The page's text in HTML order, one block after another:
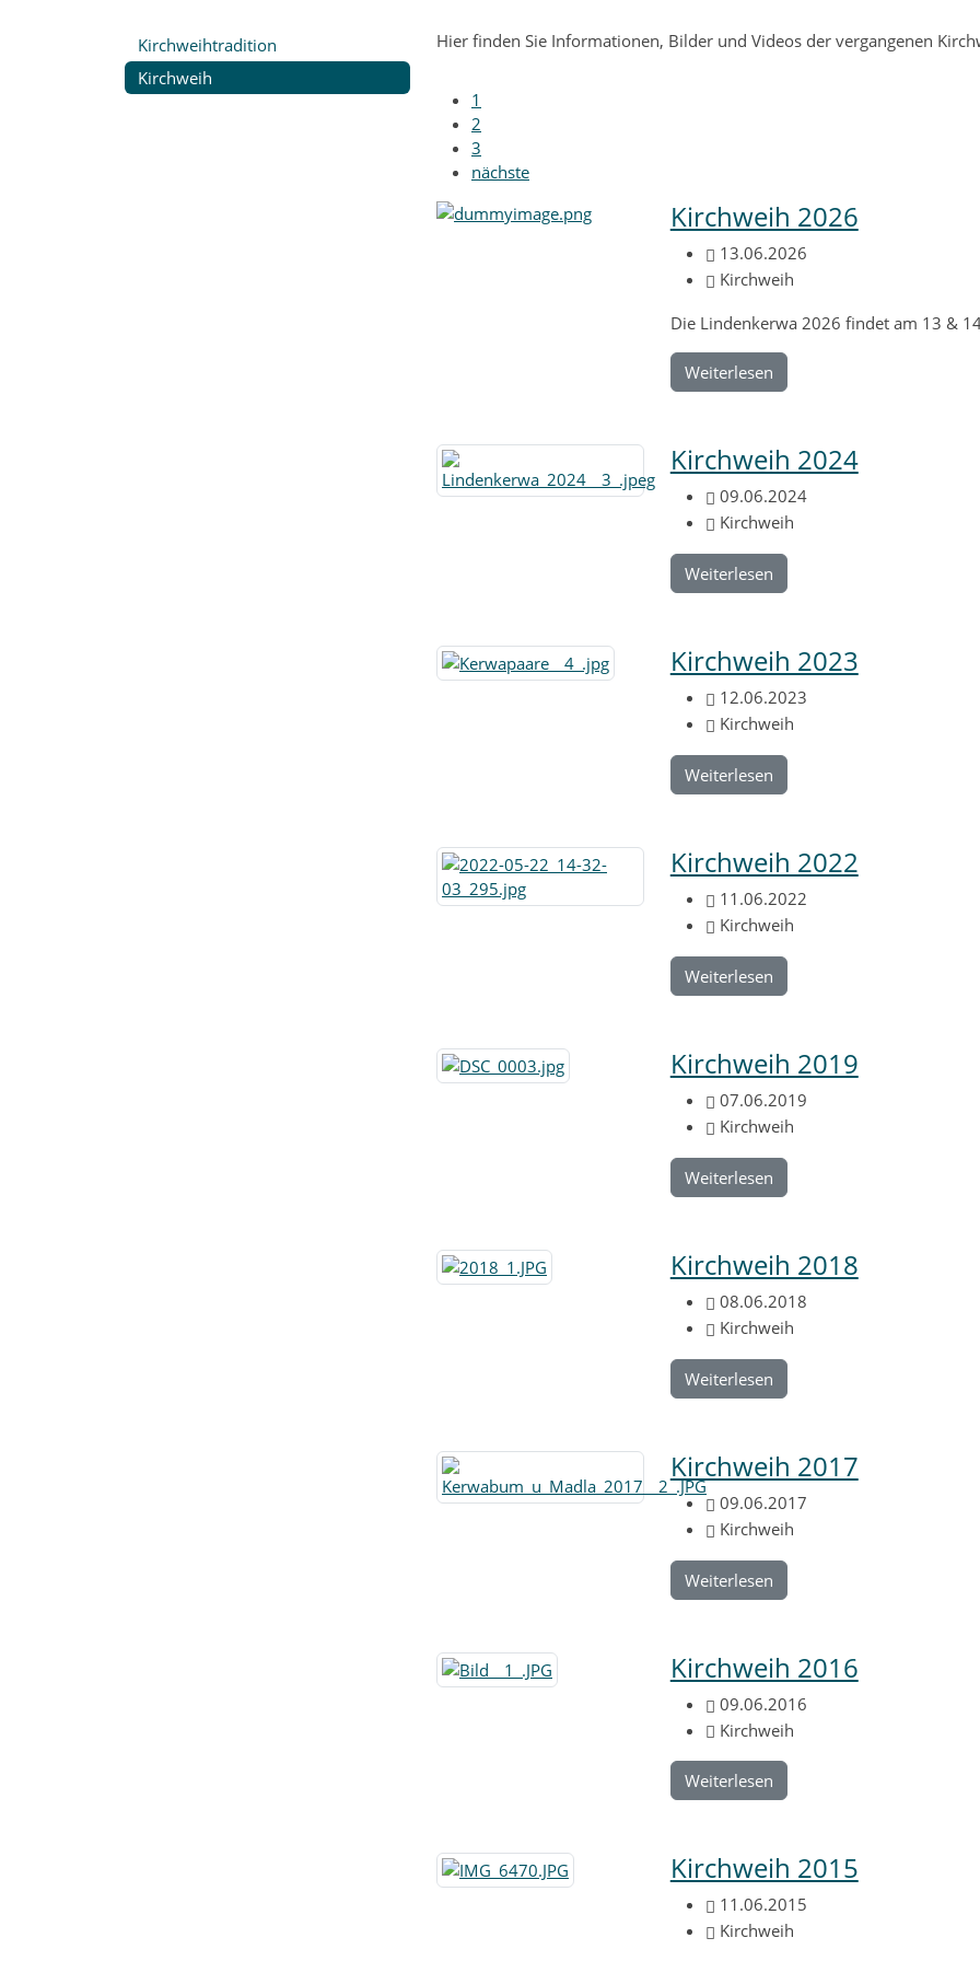
Hier finden Sie Informationen, Bilder und Videos der vergangenen
1
2
3
nächste
Kirchweih 2026
13.06.2026
Kirchweih
Die Lindenkerwa 2026 findet am 13 &
Weiterlesen
Kirchweih 2024
09.06.2024
Kirchweih
Weiterlesen
Kirchweih 2023
12.06.2023
Kirchweih
Weiterlesen
Kirchweih 2022
11.06.2022
Kirchweih
Weiterlesen
Kirchweih 2019
07.06.2019
Kirchweih
Weiterlesen
Kirchweih 2018
08.06.2018
Kirchweih
Weiterlesen
Kirchweih 2017
09.06.2017
Kirchweih
Weiterlesen
Kirchweih 2016
09.06.2016
Kirchweih
Weiterlesen
Kirchweih 2015
11.06.2015
Kirchweih
Kirchweihtradition
Kirchweih